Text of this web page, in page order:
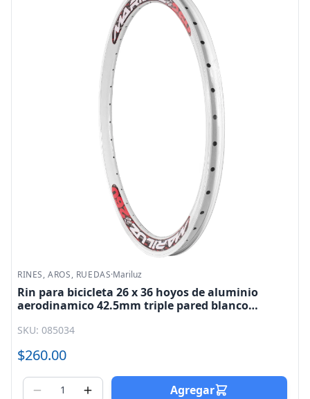
RINES, AROS, RUEDAS·Mariluz
Rin para bicicleta 26 x 36 hoyos de aluminio
aerodinamico 42.5mm triple pared blanco
SKU: 085034
$260.00
Agregar